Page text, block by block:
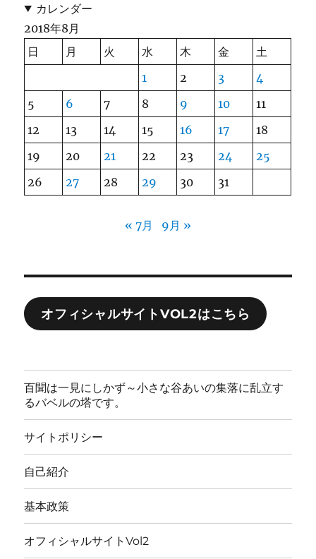
カレンダー
2018年8月
日
月 火 水 木 金
土
1
2 3
4
5
6 7 8 9 10
11
12
13 14 15 16 17
18
19
20 21 22 23 24
25
26
27 28 29 30 31
« 7月 9月 »
オフィシャルサイトVOL2はこちら
百聞は一見にしかず～小さな谷あいの集落に乱立す
るバベルの塔です。
サイトポリシー
自己紹介
基本政策
オフィシャルサイトVol2